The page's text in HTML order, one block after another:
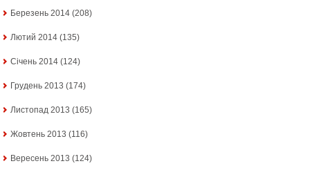
Березень 2014 (208)
Лютий 2014 (135)
Січень 2014 (124)
Грудень 2013 (174)
Листопад 2013 (165)
Жовтень 2013 (116)
Вересень 2013 (124)